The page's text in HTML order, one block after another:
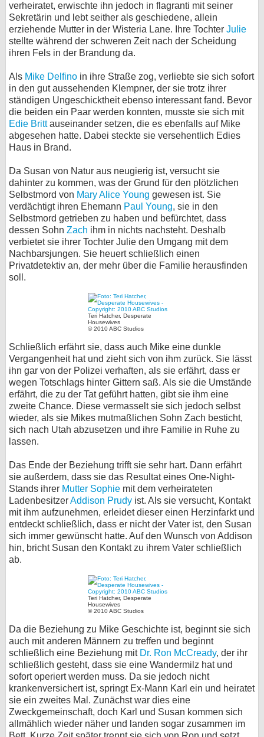
verheiratet, erwischte ihn jedoch in flagranti mit seiner
Sekretärin und lebt seither als geschiedene, allein
erziehende Mutter in der Wisteria Lane. Ihre Tochter Julie
stellte während der schweren Zeit nach der Scheidung
ihren Fels in der Brandung da.
Als Mike Delfino in ihre Straße zog, verliebte sie sich sofort
in den gut aussehenden Klempner, der sie trotz ihrer
ständigen Ungeschicktheit ebenso interessant fand. Bevor
die beiden ein Paar werden konnten, musste sie sich mit
Edie Brittauseinander setzen, die es ebenfalls auf Mike
abgesehen hatte. Dabei steckte sie versehentlich Edies
Haus in Brand.
Da Susan von Natur aus neugierig ist, versucht sie
dahinter zu kommen, was der Grund für den plötzlichen
Selbstmord von Mary Alice Young gewesen ist. Sie
verdächtigt ihren Ehemann Paul Young, sie in den
Selbstmord getrieben zu haben und befürchtet, dass
dessen Sohn Zach ihm in nichts nachsteht. Deshalb
verbietet sie ihrer Tochter Julie den Umgang mit dem
Nachbarsjungen. Sie heuert schließlich einen
Privatdetektiv an, der mehr über die Familie herausfinden
soll.
Teri Hatcher, Desperate
Housewives
© 2010 ABC Studios
Schließlich erfährt sie, dass auch Mike eine dunkle
Vergangenheit hat und zieht sich von ihm zurück. Sie lässt
ihn gar von der Polizei verhaften, als sie erfährt, dass er
wegen Totschlags hinter Gittern saß. Als sie die Umstände
erfährt, die zu der Tat geführt hatten, gibt sie ihm eine
zweite Chance. Diese vermasselt sie sich jedoch selbst
wieder, als sie Mikes mutmaßlichen Sohn Zach besticht,
sich nach Utah abzusetzen und ihre Familie in Ruhe zu
lassen.
Das Ende der Beziehung trifft sie sehr hart. Dann erfährt
sie außerdem, dass sie das Resultat eines One-Night-
Stands ihrer Mutter Sophie mit dem verheirateten
LadenbesitzerAddison Prudy ist. Als sie versucht, Kontakt
mit ihm aufzunehmen, erleidet dieser einen Herzinfarkt und
entdeckt schließlich, dass er nicht der Vater ist, den Susan
sich immer gewünscht hatte. Auf den Wunsch von Addison
hin, bricht Susan den Kontakt zu ihrem Vater schließlich
ab.
Teri Hatcher, Desperate
Housewives
© 2010 ABC Studios
Da die Beziehung zu Mike Geschichte ist, beginnt sie sich
auch mit anderen Männern zu treffen und beginnt
schließlich eine Beziehung mit Dr. Ron McCready, der ihr
schließlich gesteht, dass sie eine Wandermilz hat und
sofort operiert werden muss. Da sie jedoch nicht
krankenversichert ist, springt Ex-Mann Karl ein und heiratet
sie ein zweites Mal. Zunächst war dies eine
Zweckgemeinschaft, doch Karl und Susan kommen sich
allmählich wieder näher und landen sogar zusammen im
Kontakt
Nutzungsbedingungen
Datenschutz
Cookie-Einstellungen
Impressum